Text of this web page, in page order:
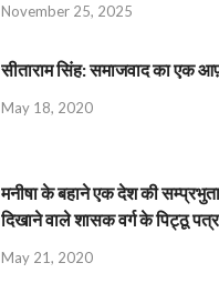
November 25, 2025
सीताराम सिंह: समाजवाद का एक
May 18, 2020
मनीषा के बहाने एक देश की
दिखाने वाले शासक वर्ग के पिट्ठू
May 21, 2020